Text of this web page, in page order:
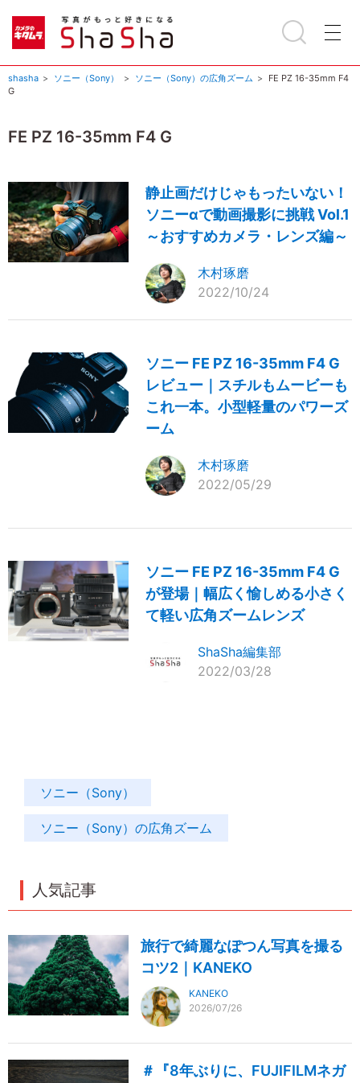
shasha ソニー（Sony） ソニー（Sony）の広角ズーム
FE PZ 16-35mm F4
G
FE PZ 16-35mm F4 G
静止画だけじゃもったいない！
ソニーαで動画撮影に挑戦 Vol.1
～おすすめカメラ・レンズ編～
木村琢磨
2022/10/24
ソニー FE PZ 16-35mm F4 G
レビュー｜スチルもムービーも
これ一本。小型軽量のパワーズ
ーム
木村琢磨
2022/05/29
ソニー FE PZ 16-35mm F4 G
が登場｜幅広く愉しめる小さく
て軽い広角ズームレンズ
ShaSha編集部
2022/03/28
ソニー（Sony）
ソニー（Sony）の広角ズーム
人気記事
旅行で綺麗なぽつん写真を撮る
コツ2｜KANEKO
KANEKO
2026/07/26
＃『8年ぶりに、FUJIFILMネガ